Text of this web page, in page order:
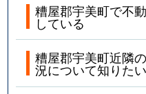
糟屋郡宇美町で不
している
糟屋郡宇美町近隣
況について知りたい